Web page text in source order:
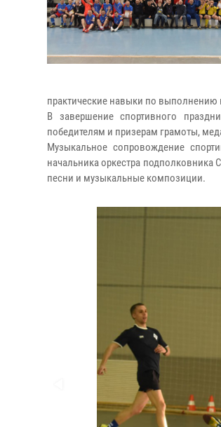
практические навыки по выполнению
В завершение спортивного
победителям и призерам грамоты,
Музыкальное сопровождение
начальника оркестра подполковника
песни и музыкальные композиции.